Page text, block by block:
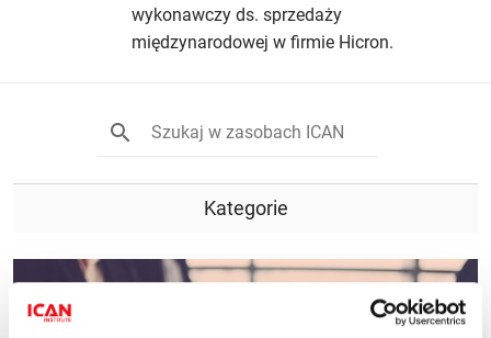
wykonawczy ds. sprzedaży
międzynarodowej w firmie Hicron.
Kategorie